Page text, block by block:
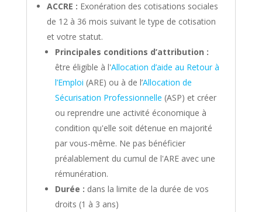
ACCRE : Exonération des cotisations sociales
de 12 à 36 mois suivant le type de cotisation
et votre statut.
Principales conditions d’attribution :
être éligible à l'Allocation d’aide au Retour à
l’Emploi (ARE) ou à de l’Allocation de
Sécurisation Professionnelle (ASP) et créer
ou reprendre une activité économique à
condition qu'elle soit détenue en majorité
par vous-même. Ne pas bénéficier
préalablement du cumul de l'ARE avec une
rémunération.
Durée : dans la limite de la durée de vos
droits (1 à 3 ans)